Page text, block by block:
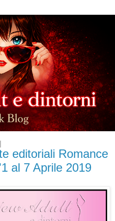
editoriali Romance
al 7 Aprile 2019